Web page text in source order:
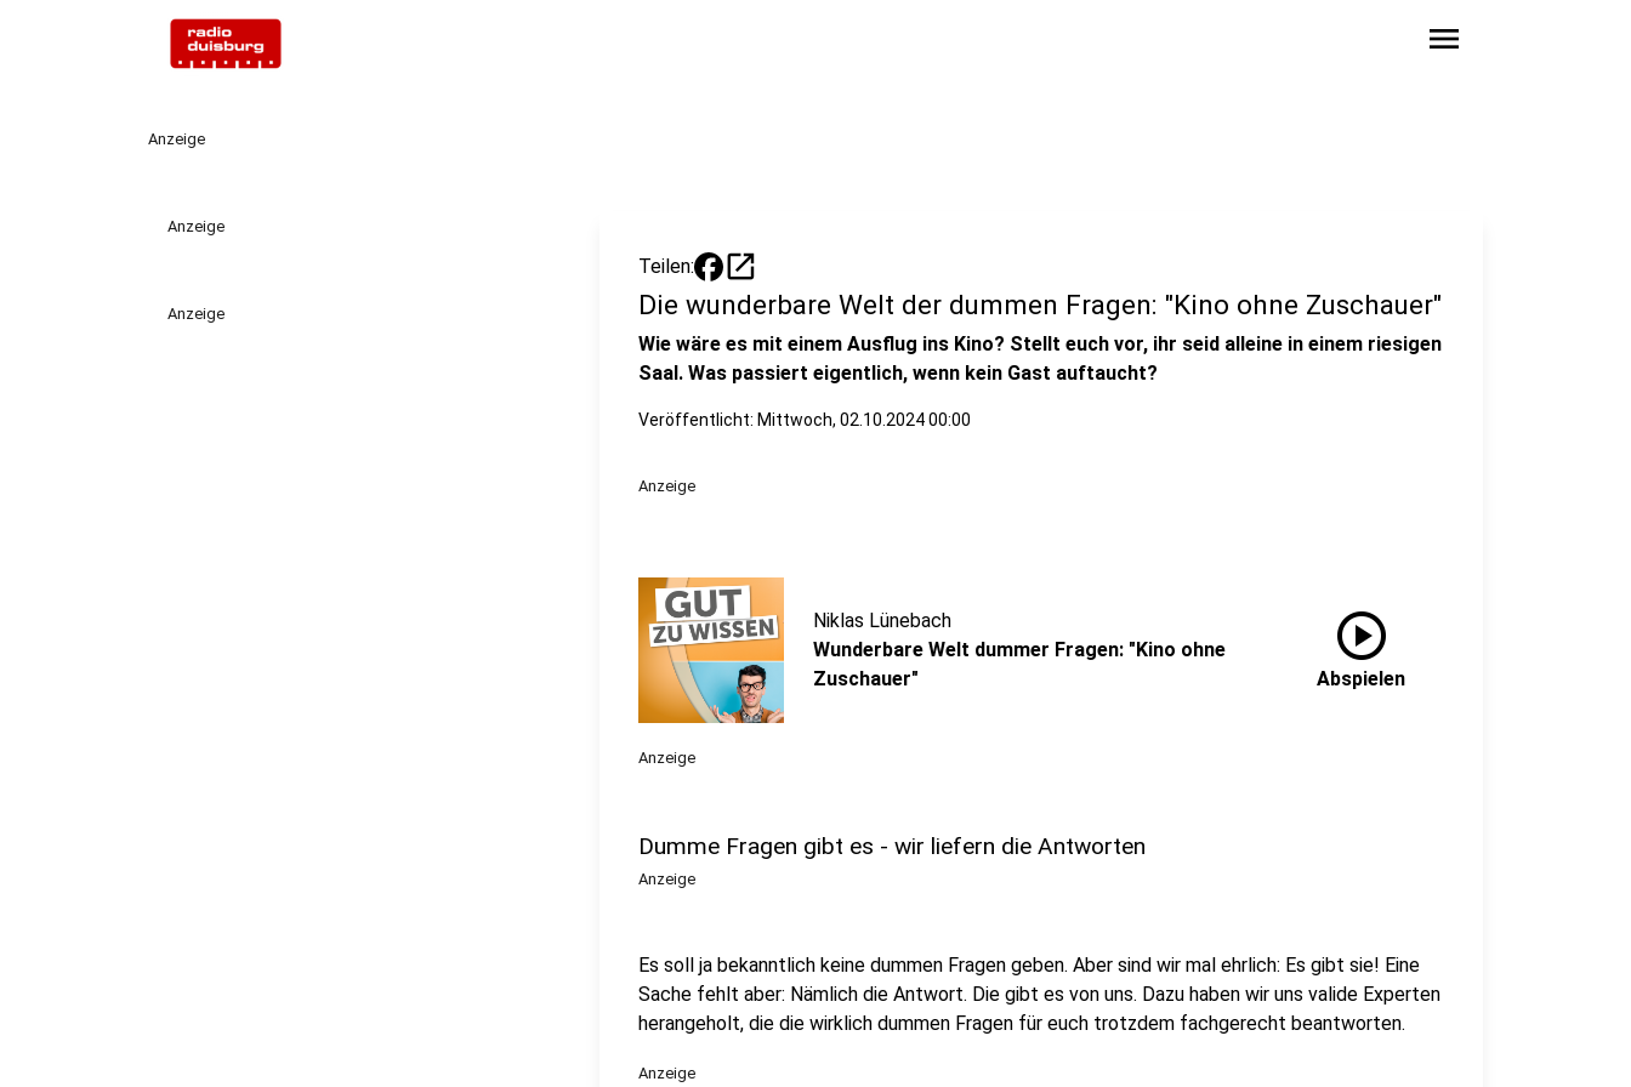
menu
Anzeige
Anzeige
Anzeige
Teilen: open_in_new
Die wunderbare Welt der dummen Fragen: "Kino ohne Zuschauer"
Wie wäre es mit einem Ausflug ins Kino? Stellt euch vor, ihr seid alleine in einem riesigen
Saal. Was passiert eigentlich, wenn kein Gast auftaucht?
Veröffentlicht: Mittwoch, 02.10.2024 00:00
Anzeige
Niklas Lünebach
Wunderbare Welt dummer Fragen: "Kino ohne
Zuschauer"
play_circle
Abspielen
Anzeige
Dumme Fragen gibt es - wir liefern die Antworten
Anzeige
Es soll ja bekanntlich keine dummen Fragen geben. Aber sind wir mal ehrlich: Es gibt sie! Eine
Sache fehlt aber: Nämlich die Antwort. Die gibt es von uns. Dazu haben wir uns valide Experten
herangeholt, die die wirklich dummen Fragen für euch trotzdem fachgerecht beantworten.
Anzeige